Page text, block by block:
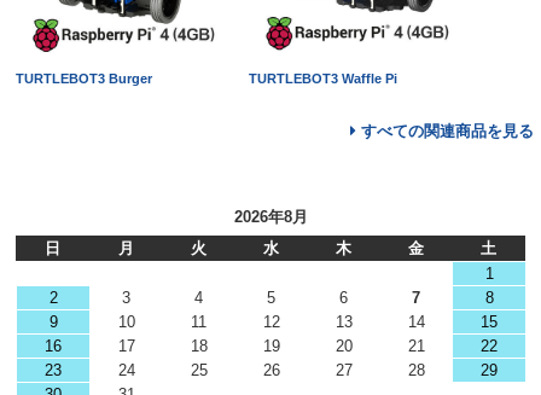
TURTLEBOT3 Burger TURTLEBOT3 Waffle Pi
すべての関連商品を見る
2026年8月
日
月 火 水 木 金
土
1
2
3 4 5 6 7
8
9
10 11 12 13 14
15
16
17 18 19 20 21
22
23
24 25 26 27 28
29